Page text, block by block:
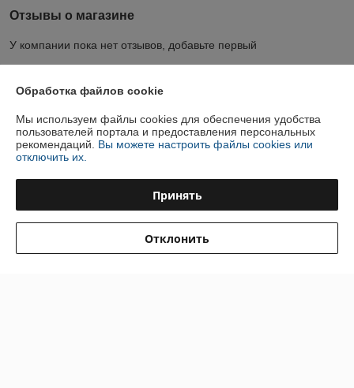
Отзывы о магазине
У компании пока нет отзывов, добавьте первый
О нас
Контакты
Доставка и оплата
Обработка файлов cookie
Мы используем файлы cookies для обеспечения удобства
пользователей портала и предоставления персональных
рекомендаций. Вы можете настроить файлы cookies или
отключить их.
Принять
Отклонить